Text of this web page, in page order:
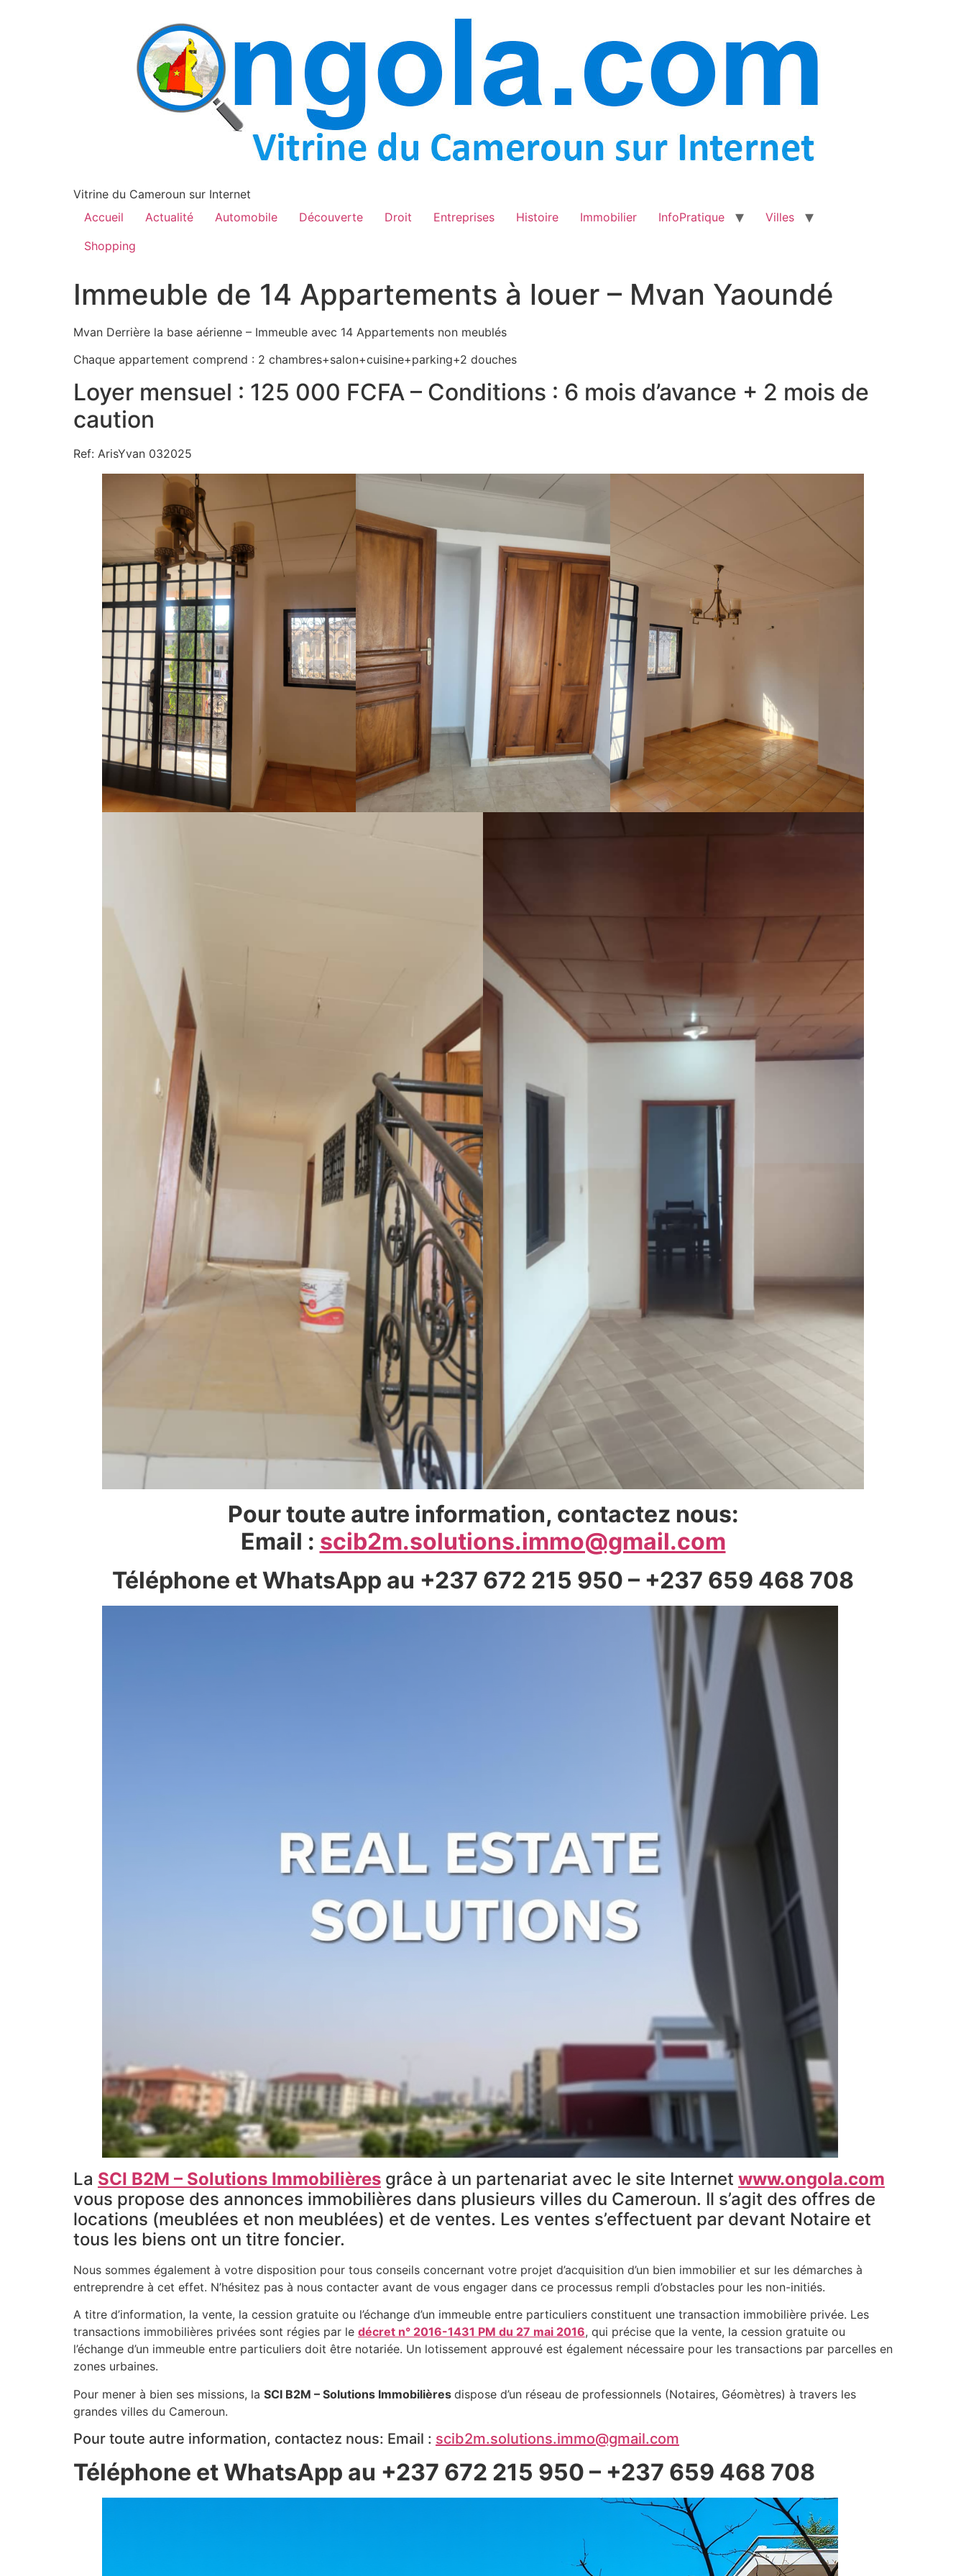
Vitrine du Cameroun sur Internet
Accueil
Actualité Automobile Découverte Droit Entreprises Histoire Immobilier InfoPratique
Villes
Shopping
Immeuble de 14 Appartements à louer – Mvan Yaoundé
Mvan Derrière la base aérienne – Immeuble avec 14 Appartements non meublés
Chaque appartement comprend : 2 chambres+salon+cuisine+parking+2 douches
Loyer mensuel : 125 000 FCFA – Conditions : 6 mois d’avance + 2 mois de
caution
Ref: ArisYvan 032025
Pour toute autre information, contactez nous:
Email : scib2m.solutions.immo@gmail.com
Téléphone et WhatsApp au +237 672 215 950 – +237 659 468 708
La SCI B2M – Solutions Immobilières grâce à un partenariat avec le site Internet www.ongola.com
vous propose des annonces immobilières dans plusieurs villes du Cameroun. Il s’agit des offres de
locations (meublées et non meublées) et de ventes. Les ventes s’effectuent par devant Notaire et
tous les biens ont un titre foncier.
Nous sommes également à votre disposition pour tous conseils concernant votre projet d’acquisition d’un bien immobilier et sur les démarches à
entreprendre à cet effet. N’hésitez pas à nous contacter avant de vous engager dans ce processus rempli d’obstacles pour les non-initiés.
A titre d’information, la vente, la cession gratuite ou l’échange d’un immeuble entre particuliers constituent une transaction immobilière privée. Les
transactions immobilières privées sont régies par le décret n° 2016-1431 PM du 27 mai 2016, qui précise que la vente, la cession gratuite ou
l’échange d’un immeuble entre particuliers doit être notariée. Un lotissement approuvé est également nécessaire pour les transactions par parcelles en
zones urbaines.
Pour mener à bien ses missions, la SCI B2M – Solutions Immobilières dispose d’un réseau de professionnels (Notaires, Géomètres) à travers les
grandes villes du Cameroun.
Pour toute autre information, contactez nous: Email : scib2m.solutions.immo@gmail.com
Téléphone et WhatsApp au +237 672 215 950 – +237 659 468 708